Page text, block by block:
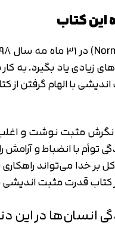
این کتاب
زیادی یاد
با الهام گرفتن
مثبت نوشت و
توأم با انضباط و
انسان‌ها در